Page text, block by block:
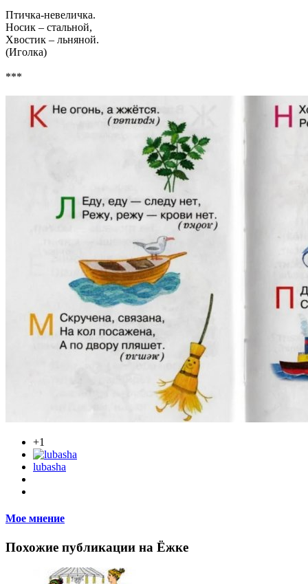
Птичка-невеличка.
Носик – стальной,
Хвостик – льняной.
(Иголка)
***
+1
lubasha
Мое мнение
Похожие публикации на Ёжке